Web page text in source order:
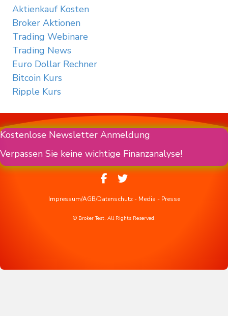
Aktienkauf Kosten
Broker Aktionen
Trading Webinare
Trading News
Euro Dollar Rechner
Bitcoin Kurs
Ripple Kurs
Kostenlose Newsletter Anmeldung
Verpassen Sie keine wichtige Finanzanalyse!
Impressum/AGB/Datenschutz- Media - Presse
© Broker Test. All Rights Reserved.